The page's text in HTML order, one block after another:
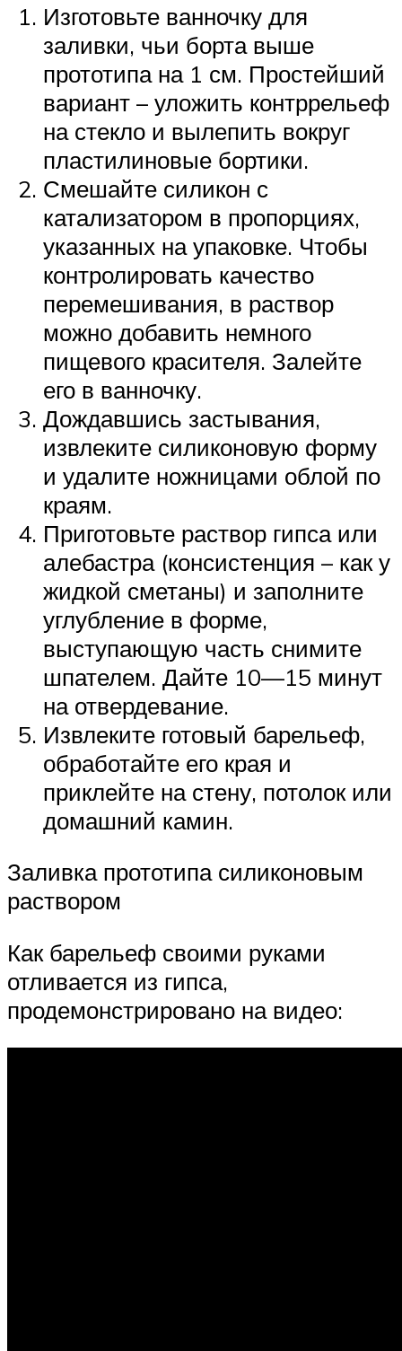
Изготовьте ванночку для
заливки, чьи борта выше
прототипа на 1 см. Простейший
вариант – уложить контррельеф
на стекло и вылепить вокруг
пластилиновые бортики.
Смешайте силикон с
катализатором в пропорциях,
указанных на упаковке. Чтобы
контролировать качество
перемешивания, в раствор
можно добавить немного
пищевого красителя. Залейте
его в ванночку.
Дождавшись застывания,
извлеките силиконовую форму
и удалите ножницами облой по
краям.
Приготовьте раствор гипса или
алебастра (консистенция – как у
жидкой сметаны) и заполните
углубление в форме,
выступающую часть снимите
шпателем. Дайте 10—15 минут
на отвердевание.
Извлеките готовый барельеф,
обработайте его края и
приклейте на стену, потолок или
домашний камин.
Заливка прототипа силиконовым
раствором
Как барельеф своими руками
отливается из гипса,
продемонстрировано на видео: